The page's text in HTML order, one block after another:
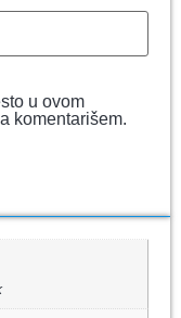
u ovom
komentarišem.